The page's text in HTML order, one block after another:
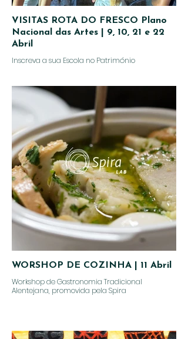
VISITAS ROTA DO FRESCO Plano
Nacional das Artes | 9, 10, 21 e 22
Abril
Inscreva a sua Escola no Património
WORSHOP DE COZINHA | 11 Abril
Workshop de Gastronomia Tradicional
Alentejana, promovida pela Spira